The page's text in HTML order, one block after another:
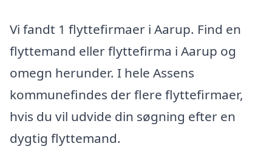
Vi fandt 1 flyttefirmaer i Aarup. Find en
flyttemand eller flyttefirma i Aarup og
omegn herunder. I hele Assens
kommunefindes der flere flyttefirmaer,
hvis du vil udvide din søgning efter en
dygtig flyttemand.